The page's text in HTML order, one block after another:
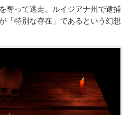
奪って逃走。ルイジアナ州で逮捕
「特別な存在」であるという幻想